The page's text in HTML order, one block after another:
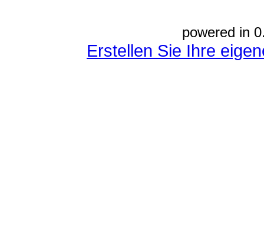
powered in
Erstellen Sie Ihre